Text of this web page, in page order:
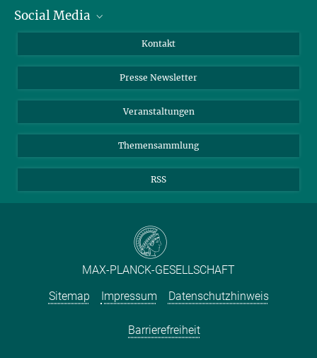
Zahlen und Fakten
Meldestelle Fehlverhalten
Bluesky
TikTok
Social Media
Instagram
YouTube
Kontakt
Presse Newsletter
Veranstaltungen
Themensammlung
RSS
MAX-PLANCK-GESELLSCHAFT
Sitemap
Impressum Datenschutzhinweis
Barrierefreiheit